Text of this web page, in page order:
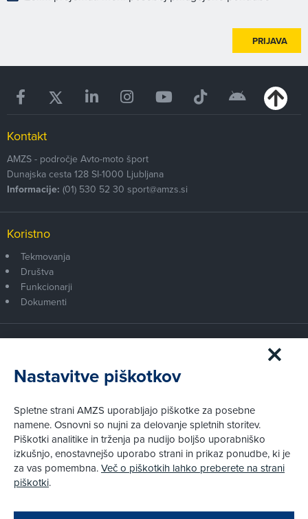
Zapri
PRIJAVA
Kontakt
AMZS - področje Avto-moto šport
Dunajska cesta 128 SI-1000 Ljubljana
Informacije: (01) 530 52 30 sport@amzs.si
Koristno
Tekmovanja
Društva
Funkcionarji
Dokumenti
Postanite član AMZS
Zakaj (p)ostati član?
Kako vam pomagamo
Pravni vidiki
Piškotki
Pravno obvestilo
Nastavitve piškotkov
Spletne strani AMZS uporabljajo piškotke za posebne
namene. Osnovni so nujni za delovanje spletnih storitev.
Piškotki analitike in trženja pa nudijo boljšo uporabniško
izkušnjo, enostavnejšo uporabo strani in prikaz ponudbe, ki je
za vas pomembna.Več o piškotkih lahko preberete na strani
piškotki.